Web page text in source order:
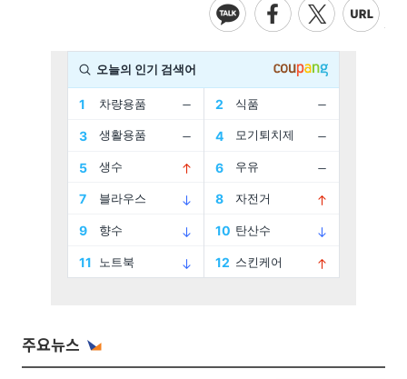
주요뉴스